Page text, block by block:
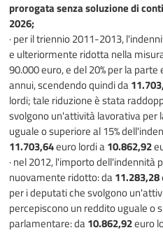
prorogata senza soluzione di
2026;
· per il triennio 2011-2013,
e ulteriormente ridotta nella
90.000 euro, e del 20% per la
annui, scendendo quindi da
lordi; tale riduzione è stata
svolgono un'attività lavorativa per
uguale o superiore al 15%
11.703,64euro lordi a10.862,92
· nel 2012, l'importo
nuovamente ridotto: da11.283,28
per i deputati che svolgono
percepiscono un reddito uguale o
parlamentare: da10.862,92euro